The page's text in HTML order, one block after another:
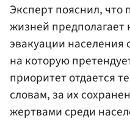
Эксперт пояснил, что
жизней предполагает
эвакуации населения
на которую
приоритет отдается
словам, за их
жертвами среди